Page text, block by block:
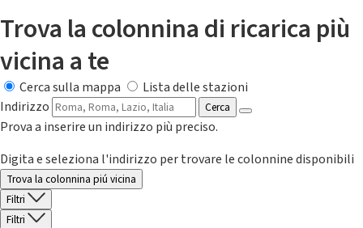
Trova la colonnina di ricarica più
vicina a te
Cerca sulla mappa
Lista delle stazioni
Indirizzo
Cerca
Prova a inserire un indirizzo più preciso.
Digita e seleziona l'indirizzo per trovare le colonnine disponibili
Trova la colonnina piú vicina
Filtri
Filtri